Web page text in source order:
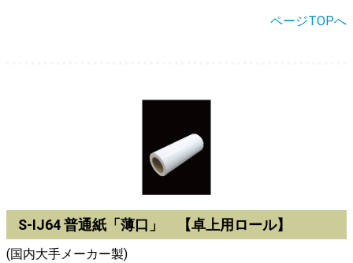
ページTOPへ
S-IJ64 普通紙「薄口」 【卓上用ロール】
(国内大手メーカー製)